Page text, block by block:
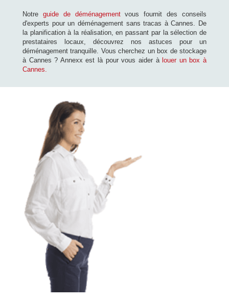
Notre guide de déménagementvous fournit des conseils
d'experts pour un déménagement sans tracas à Cannes. De
la planification à la réalisation, en passant par la sélection de
prestataires locaux, découvrez nos astuces pour un
déménagement tranquille. Vous cherchez un box de stockage
à Cannes ? Annexx est là pour vous aider àlouer un box à
Cannes.